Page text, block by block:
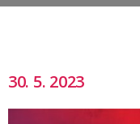
30. 5. 2023